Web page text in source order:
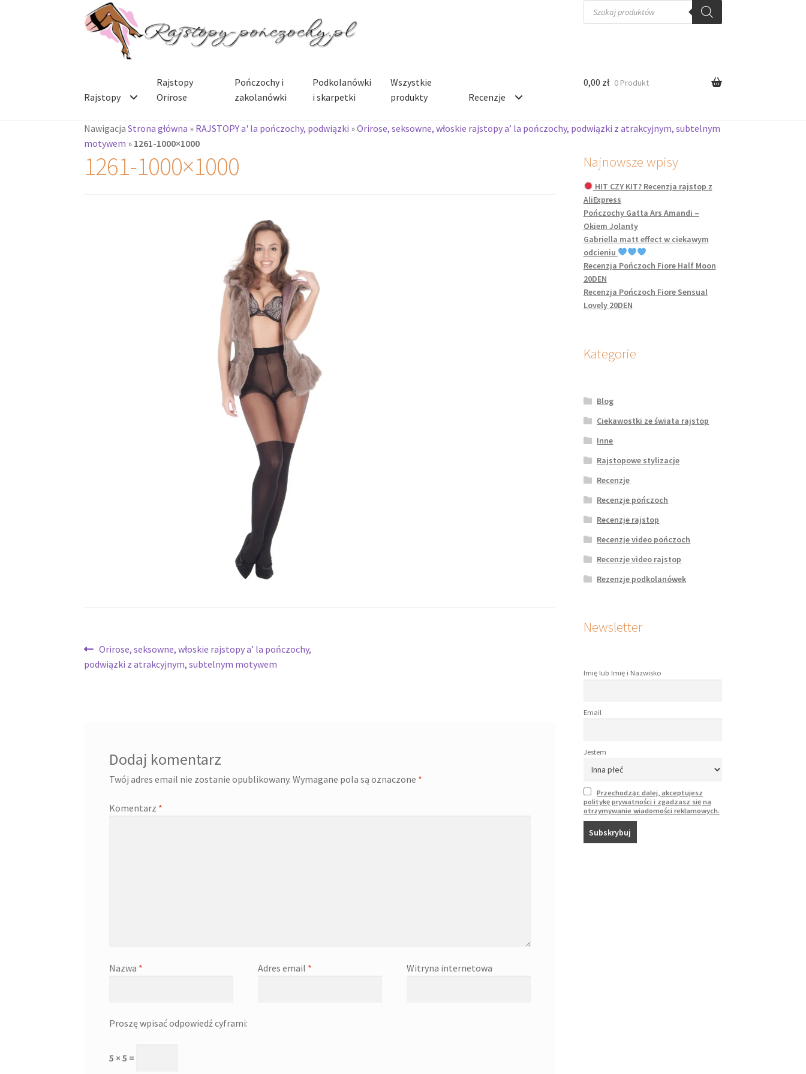
Przejdź
do
nawigacji
Przejdź
do
treści
Wyszukiwarka
produktów
Rajstopy
Rajstopy
Orirose
Pończochy i
zakolanówki
Podkolanówki
i skarpetki
Wszystkie
produkty
Recenzje
0,00 zł 0 Produkt
NawigacjaStrona główna » RAJSTOPY a' la pończochy, podwiązki »Orirose, seksowne, włoskie rajstopy a’ la pończochy, podwiązki z atrakcyjnym, subtelnym
motywem » 1261-1000×1000
1261-1000×1000
Nawigacja
wpisu
Poprzedni
wpis:
Orirose, seksowne, włoskie rajstopy a’ la pończochy,
podwiązki z atrakcyjnym, subtelnym motywem
Dodaj komentarz
Twój adres email nie zostanie opublikowany. Wymagane pola są oznaczone *
Komentarz *
Nazwa * Adres email * Witryna internetowa
Proszę wpisać odpowiedź cyframi:
5 × 5 =
Najnowsze wpisy
HIT CZY KIT? Recenzja rajstop z
AliExpress
Pończochy Gatta Ars Amandi –
Okiem Jolanty
Gabriella matt effect w ciekawym
odcieniu
Recenzja Pończoch Fiore Half Moon
20DEN
Recenzja Pończoch Fiore Sensual
Lovely 20DEN
Kategorie
Blog
Ciekawostki ze świata rajstop
Inne
Rajstopowe stylizacje
Recenzje
Recenzje pończoch
Recenzje rajstop
Recenzje video pończoch
Recenzje video rajstop
Rezenzje podkolanówek
Newsletter
Imię lub Imię i Nazwisko
Email
Jestem
Przechodząc dalej, akceptujesz
politykę prywatności i zgadzasz się na
otrzymywanie wiadomości reklamowych.